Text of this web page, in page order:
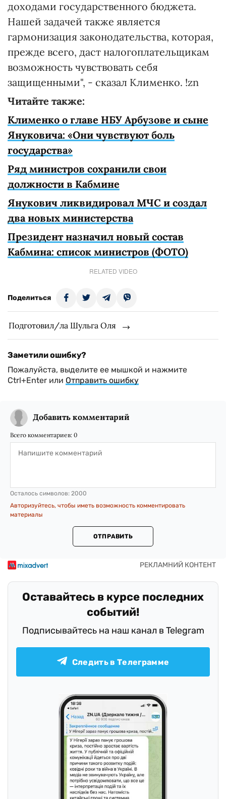
доходами государственного бюджета.
Нашей задачей также является
гармонизация законодательства, которая,
прежде всего, даст налогоплательщикам
возможность чувствовать себя
защищенными", - сказал Клименко. !zn
Читайте также:
Клименко о главе НБУ Арбузове и сыне
Януковича: «Они чувствуют боль
государства»
Ряд министров сохранили свои
должности в Кабмине
Янукович ликвидировал МЧС и создал
два новых министерства
Президент назначил новый состав
Кабмина: список министров (ФОТО)
RELATED VIDEO
Поделиться
Подготовил/ла Шульга Оля
Заметили ошибку?
Пожалуйста, выделите ее мышкой и нажмите
Ctrl+Enter или Отправить ошибку
Добавить комментарий
Всего комментариев: 0
Осталось символов: 2000
Авторизуйтесь, чтобы иметь возможность комментировать
материалы
ОТПРАВИТЬ
Оставайтесь в курсе последних
событий!
Подписывайтесь на наш канал в Telegram
Следить в Телеграмме